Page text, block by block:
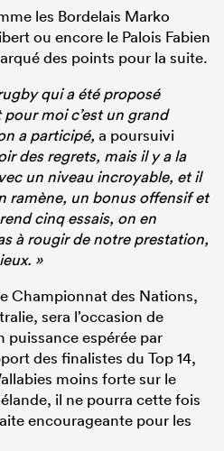
les Bordelais Marko
ou encore le Palois Fabien
des points pour la suite.
qui a été proposé
moi c’est un grand
a participé, a poursuivi
des regrets, mais il y a la
un niveau incroyable, et il
ramène, un bonus offensif et
cinq essais, on en
à rougir de notre prestation,
»
Championnat des Nations,
sera l’occasion de
espérée par
des finalistes du Top 14,
moins forte sur le
il ne pourra cette fois
encourageante pour les